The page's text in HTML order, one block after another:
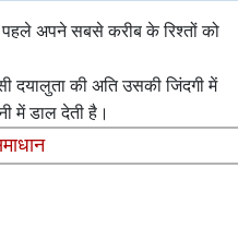
अपने सबसे करीब के रिश्तों को
दयालुता की अति उसकी जिंदगी में
में डाल देती है।